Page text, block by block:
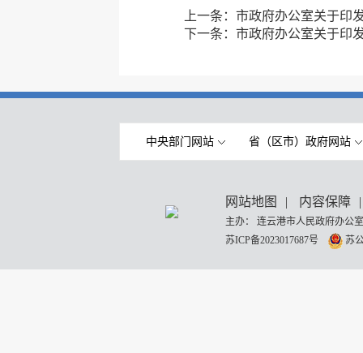
上一条： 市政府办公室关于印
下一条： 市政府办公室关于印
中央部门网站 省（区市）政府网站
网站地图 | 内容保障 |
主办： 连云港市人民政府办
苏ICP备2023017687号
苏